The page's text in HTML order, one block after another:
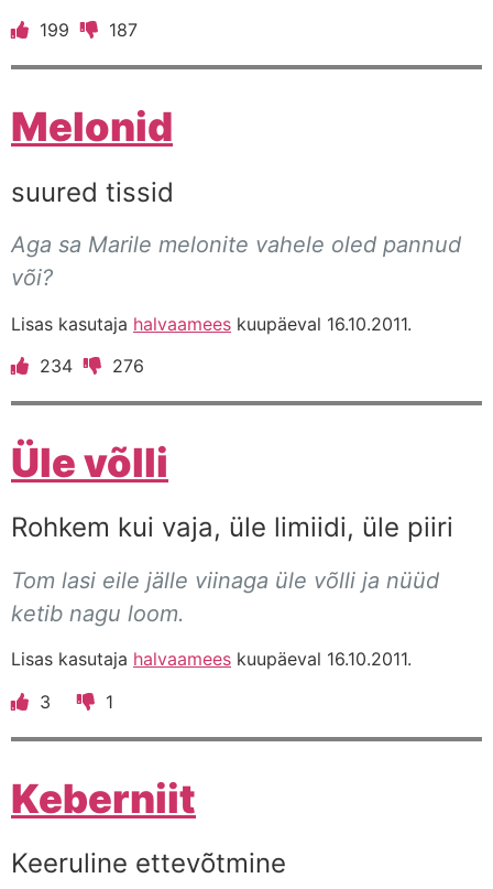
199
187
Melonid
suured tissid
Aga sa Marile melonite vahele oled pannud
või?
Lisas kasutaja halvaamees kuupäeval 16.10.2011.
234
276
Üle võlli
Rohkem kui vaja, üle limiidi, üle piiri
Tom lasi eile jälle viinaga üle võlli ja nüüd
ketib nagu loom.
Lisas kasutaja halvaamees kuupäeval 16.10.2011.
3
1
Keberniit
Keeruline ettevõtmine